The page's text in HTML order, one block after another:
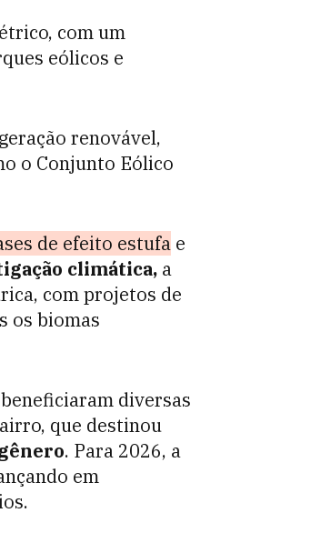
com um
eólicos e
renovável,
o Conjunto Eólico
de efeito estufa e
climática, a
com projetos de
os biomas
diversas
que destinou
. Para 2026, a
em